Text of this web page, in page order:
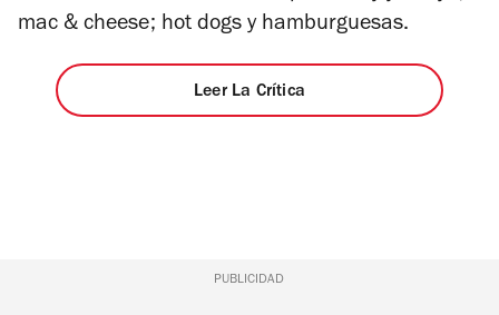
mac & cheese; hot dogs y hamburguesas.
Leer La Crítica
PUBLICIDAD